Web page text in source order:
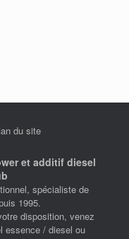
du site
et additif diesel
spécialiste de
1995.
disposition, venez
essence / diesel ou